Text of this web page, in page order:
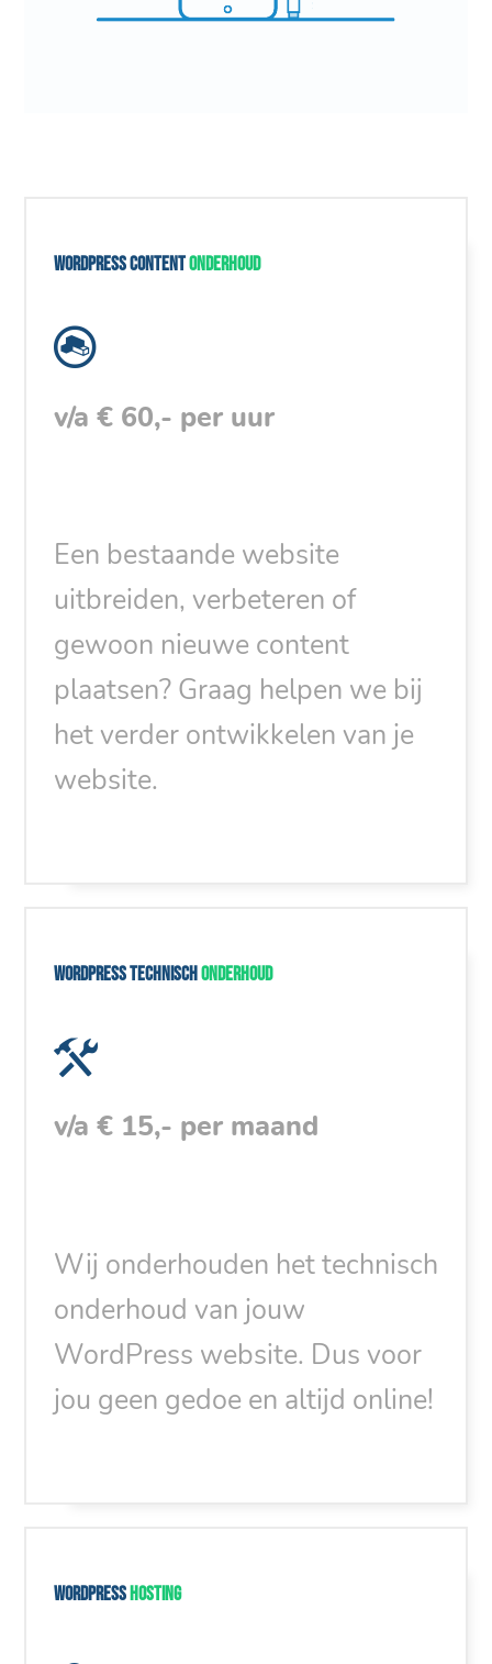
WordPress contentonderhoud
v/a € 60,- per uur
Een bestaande website
uitbreiden, verbeteren of
gewoon nieuwe content
plaatsen? Graag helpen we bij
het verder ontwikkelen van je
website.
WordPress technisch onderhoud
v/a € 15,- per maand
Wij onderhouden het technisch
onderhoud van jouw
WordPress website. Dus voor
jou geen gedoe en altijd online!
WordPress hosting